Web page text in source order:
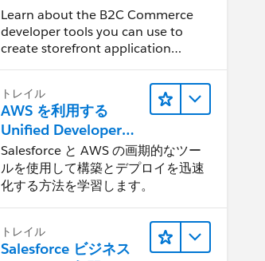
Commerce
Learn about the B2C Commerce
developer tools you can use to
create storefront application
トレイル
AWS を利用する
Unified Developer
Experience について
学ぶ
Salesforce と AWS の画期的なツー
ルを使用して構築とデプロイを迅速
化する方法を学習します。
トレイル
Salesforce ビジネス